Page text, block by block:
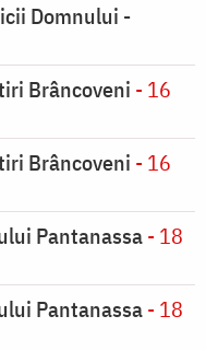
Domnului -
Brâncoveni - 16
Brâncoveni - 16
Pantanassa- 18
Pantanassa- 18